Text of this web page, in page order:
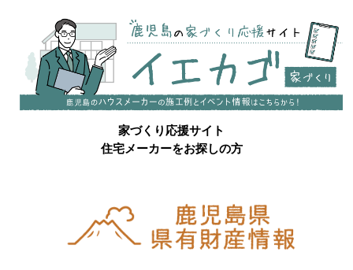
家づくり応援サイト
住宅メーカーをお探しの方